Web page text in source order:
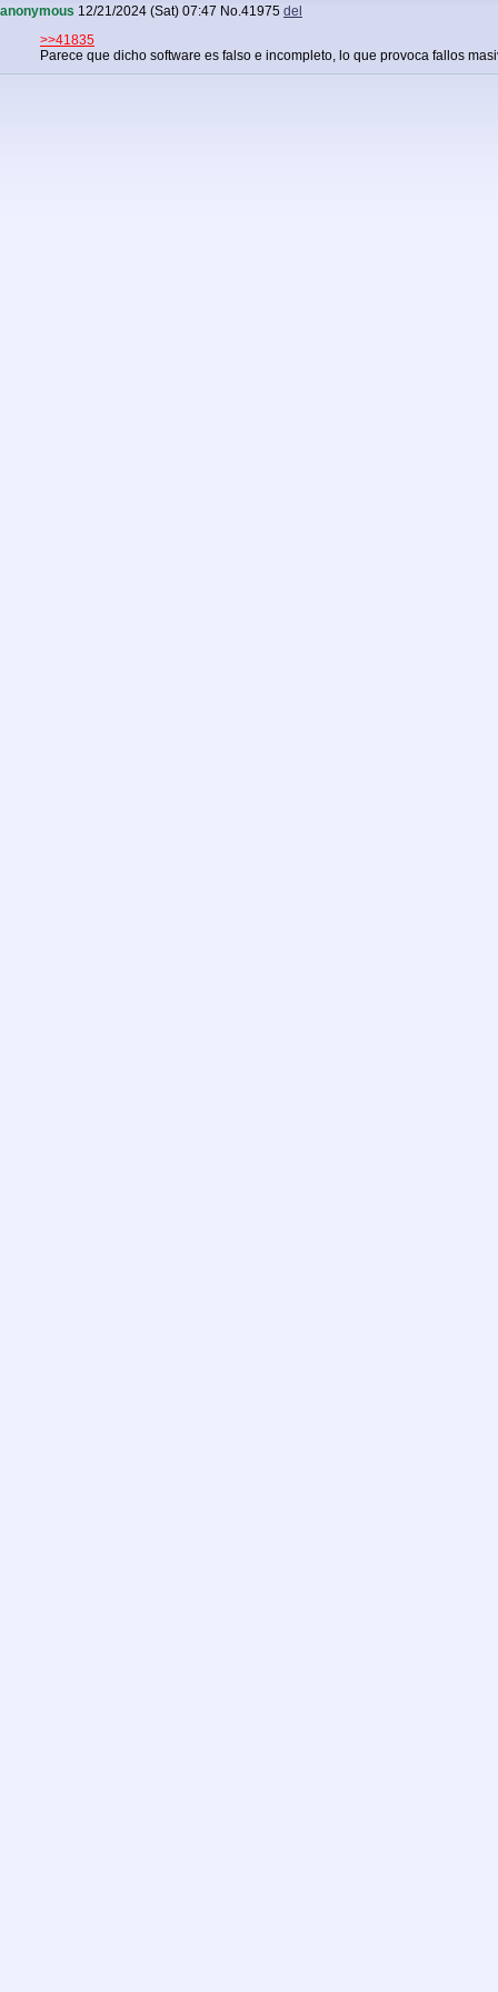
anonymous 12/21/2024 (Sat) 07:47 No.41975 del
>>41835
Parece que dicho software es falso e incompleto, lo que provoca fallos